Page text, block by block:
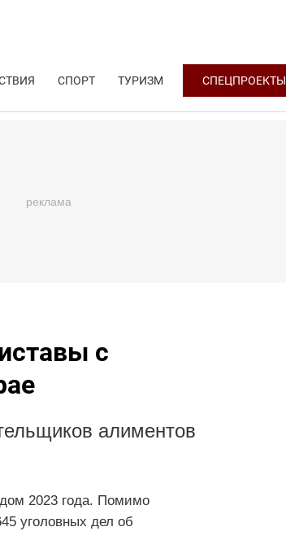
СПОРТ ТУРИЗМ СПЕЦПРОЕКТЫ
с
алиментов
2023 года. Помимо
уголовных дел об